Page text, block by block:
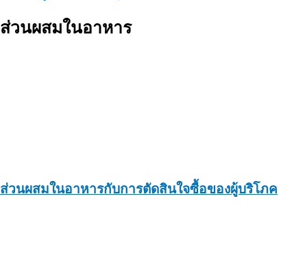
ส่วนผสมในอาหาร
ส่วนผสมในอาหารกับการตัดสินใจซื้อของผู้บริโภค